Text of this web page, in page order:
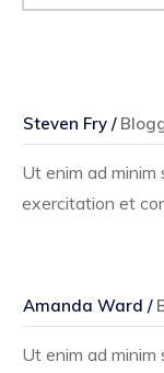
Steven Fry /
Ut enim ad minim
exercitation et
Amanda Ward /
Ut enim ad minim